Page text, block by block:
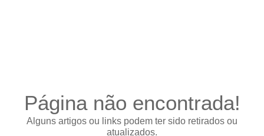
Mensagem*
Página não encontrada!
Alguns artigos ou links podem ter sido retirados ou
atualizados.